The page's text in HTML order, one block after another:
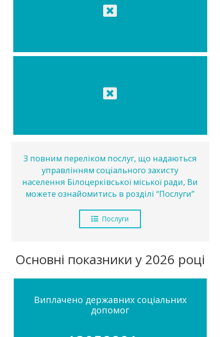
З повним переліком послуг, що надаються
управлінням соціального захисту
населення Білоцерківської міської ради, Ви
можете ознайомитись в розділі “Послуги”
Послуги
Основні показники у 2026 році
Виплачено державних соціальних
допомог